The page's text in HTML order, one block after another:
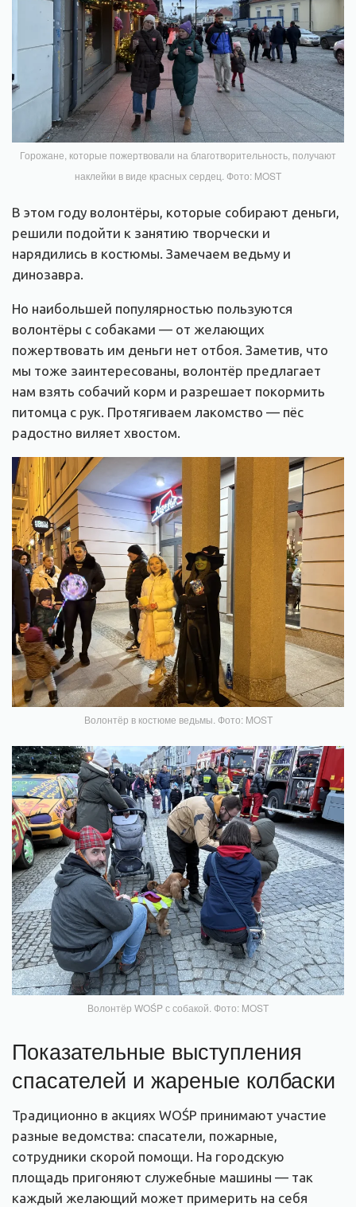
Горожане, которые пожертвовали на благотворительность, получают
наклейки в виде красных сердец. Фото: MOST
В этом году волонтёры, которые собирают деньги,
решили подойти к занятию творчески и
нарядились в костюмы. Замечаем ведьму и
динозавра.
Но наибольшей популярностью пользуются
волонтёры с собаками — от желающих
пожертвовать им деньги нет отбоя. Заметив, что
мы тоже заинтересованы, волонтёр предлагает
нам взять собачий корм и разрешает покормить
питомца с рук. Протягиваем лакомство — пёс
радостно виляет хвостом.
Волонтёр в костюме ведьмы. Фото: MOST
Волонтёр WOŚP с собакой. Фото: MOST
Показательные выступления
спасателей и жареные колбаски
Традиционно в акциях WOŚP принимают участие
разные ведомства: спасатели, пожарные,
сотрудники скорой помощи. На городскую
площадь пригоняют служебные машины — так
каждый желающий может примерить на себя